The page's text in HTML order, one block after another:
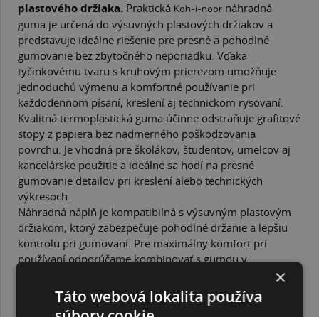
plastového držiaka. Praktická Koh-i-noor náhradná
guma je určená do výsuvných plastových držiakov a
predstavuje ideálne riešenie pre presné a pohodlné
gumovanie bez zbytočného neporiadku. Vďaka
tyčinkovému tvaru s kruhovým prierezom umožňuje
jednoduchú výmenu a komfortné používanie pri
každodennom písaní, kreslení aj technickom rysovaní.
Kvalitná termoplastická guma účinne odstraňuje grafitové
stopy z papiera bez nadmerného poškodzovania
povrchu. Je vhodná pre školákov, študentov, umelcov aj
kancelárske použitie a ideálne sa hodí na presné
gumovanie detailov pri kreslení alebo technických
výkresoch.
Náhradná náplň je kompatibilná s výsuvným plastovým
držiakom, ktorý zabezpečuje pohodlné držanie a lepšiu
kontrolu pri gumovaní. Pre maximálny komfort pri
používaní odporúčame kombinovať sgumou v
Vlastnosti:
náhradná guma Koh-i-noor do výsuvného plastového
×
Táto webová lokalita používa